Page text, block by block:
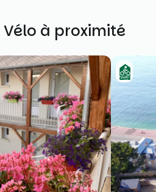
Vélo à proximité